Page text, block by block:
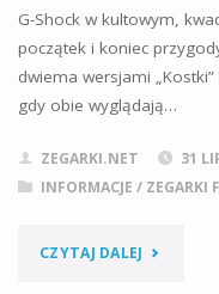
DANE
G-Shock w kultowym,
początek i koniec
dwiema wersjami
gdy obie wyglądają…
ZEGARKI.NET
31
INFORMACJE / ZEGARKI
CZYTAJ DALEJ "CASIO